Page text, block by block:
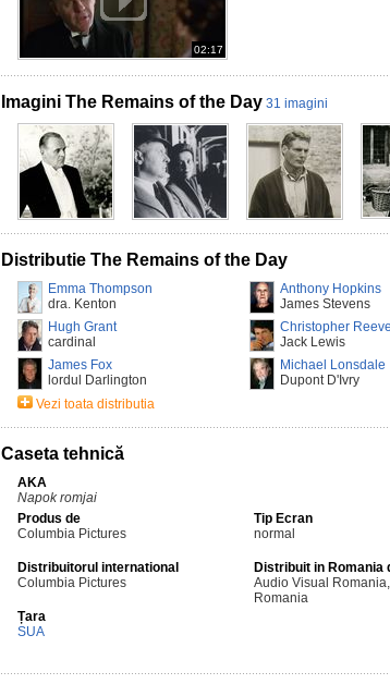
02:17
Imagini The Remains of the Day 31 imagini
Distributie The Remains of the Day
Emma Thompson
dra. Kenton
Anthony Hopkins
James Stevens
Hugh Grant
cardinal
Christopher Reeve
Jack Lewis
James Fox
lordul Darlington
Michael Lonsdale
Dupont D'Ivry
Vezi toata distributia
Caseta tehnică
AKA
Napok romjai
Produs de
Columbia Pictures
Tip Ecran
normal
Distribuitorul international
Columbia Pictures
Distribuit in Romania
Audio Visual
Romania
Țara
SUA